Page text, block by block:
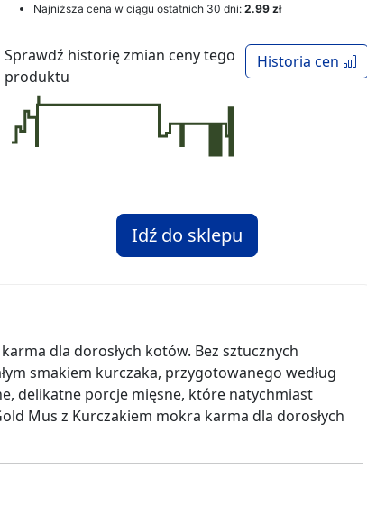
Najniższa cena w ciągu ostatnich 30 dni: 2.99 zł
Historia cen
Sprawdź historię zmian ceny tego
produktu
Idź do sklepu
dla dorosłych kotów. Bez sztucznych
smakiem kurczaka, przygotowanego według
delikatne porcje mięsne, które natychmiast
Mus z Kurczakiem mokra karma dla dorosłych